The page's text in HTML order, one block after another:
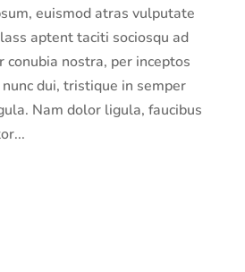
euismod atras vulputate
aptent taciti sociosqu ad
nostra, per inceptos
dui, tristique in semper
Nam dolor ligula, faucibus